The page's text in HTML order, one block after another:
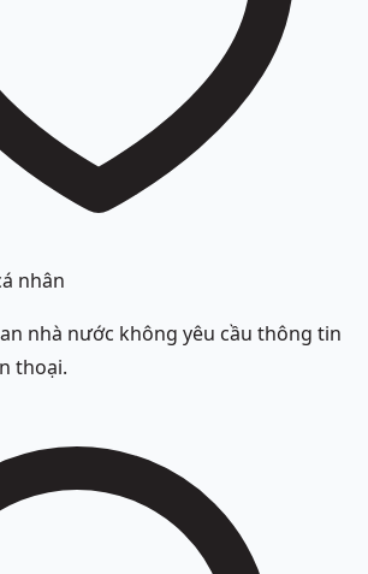
nhân
nhà nước không yêu cầu thông tin
thoại.